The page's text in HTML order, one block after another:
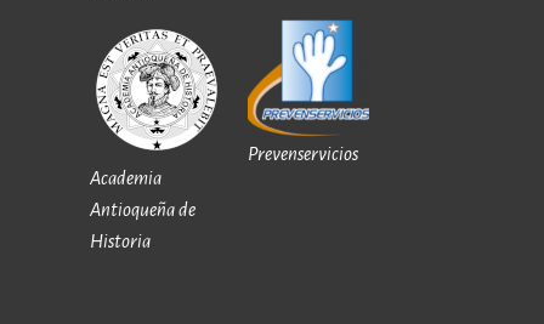
Academia
Antioqueña de
Historia
Prevenservicios